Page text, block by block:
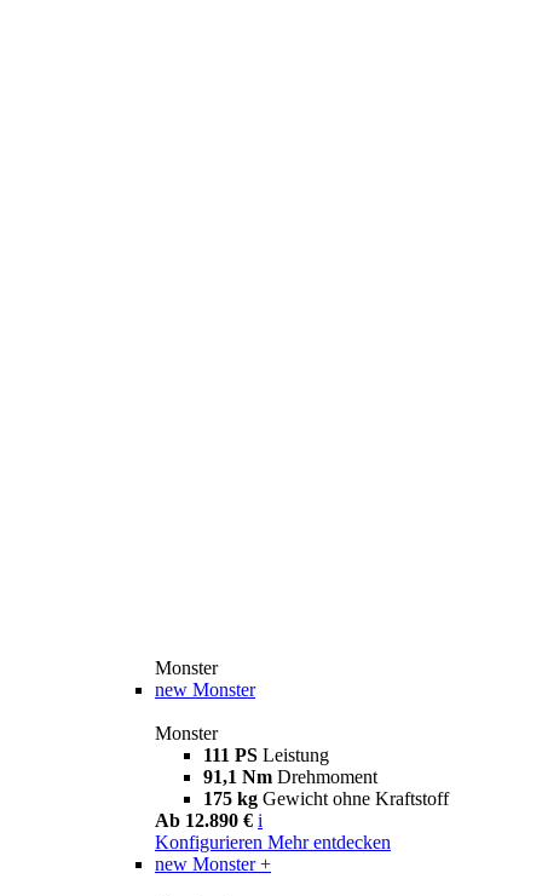
Monster
new Monster
Monster
111 PS Leistung
91,1 Nm Drehmoment
175 kg Gewicht ohne Kraftstoff
Ab 12.890 € i
Konfigurieren Mehr entdecken
new Monster +